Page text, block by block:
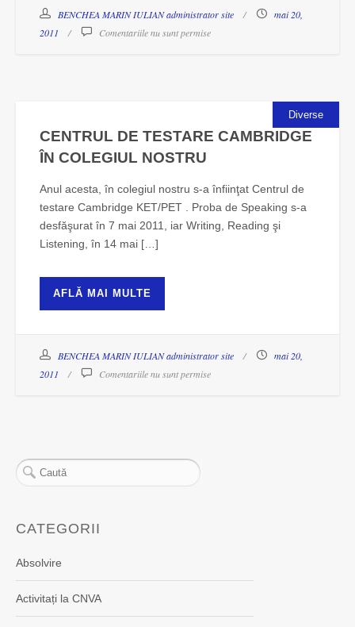
BENCHEA MARIN IULIAN administrator site
mai 20,
2011
Comentariile nu sunt permise
Diverse
CENTRUL DE TESTARE CAMBRIDGE
ÎN COLEGIUL NOSTRU
Anul acesta, în colegiul nostru s-a înfiinţat Centrul de
testare Cambridge KET/PET . Proba de Speaking s-a
desfăşurat în 7 mai 2011, iar Writing, Reading şi
Listening, în 14 mai […]
AFLĂ MAI MULTE
BENCHEA MARIN IULIAN administrator site
mai 20,
2011
Comentariile nu sunt permise
CATEGORII
Absolvire
Activitați la CNVA